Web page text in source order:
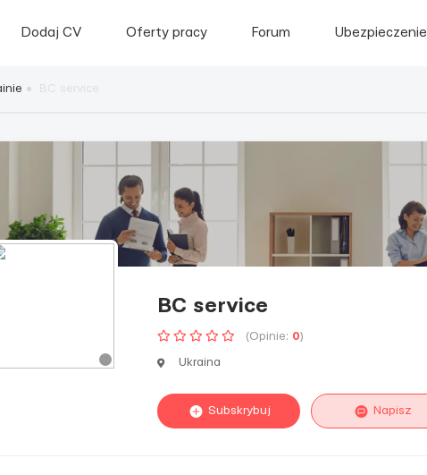
Dodaj CV Oferty pracy Forum Ubezpieczenie
BC service
(Opinie: 0)
Ukraina
Subskrybuj Napisz